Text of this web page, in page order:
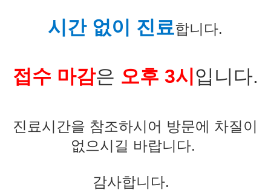
시간 없이 진료합니다.
접수 마감은 오후 3시입니다.
진료시간을 참조하시어 방문에 차질이
없으시길 바랍니다.
감사합니다.